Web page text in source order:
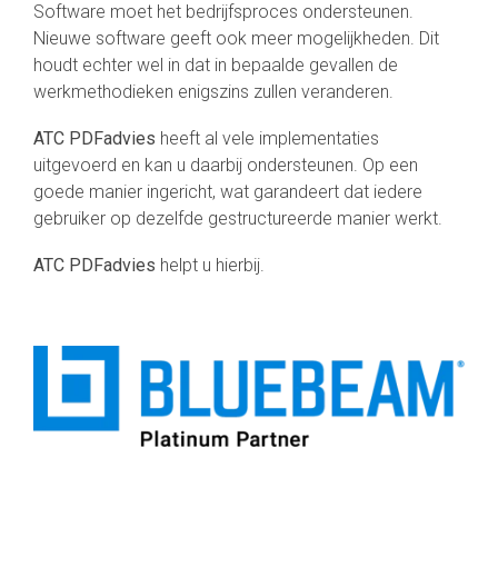
Software moet het bedrijfsproces ondersteunen.
Nieuwe software geeft ook meer mogelijkheden. Dit
houdt echter wel in dat in bepaalde gevallen de
werkmethodieken enigszins zullen veranderen.
ATC PDFadvies heeft al vele implementaties
uitgevoerd en kan u daarbij ondersteunen. Op een
goede manier ingericht, wat garandeert dat iedere
gebruiker op dezelfde gestructureerde manier werkt.
ATC PDFadvies helpt u hierbij.